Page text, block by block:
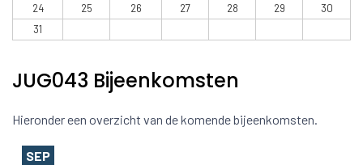
24
25 26 27 28 29
30
31
JUG043 Bijeenkomsten
Hieronder een overzicht van de komende bijeenkomsten.
SEP